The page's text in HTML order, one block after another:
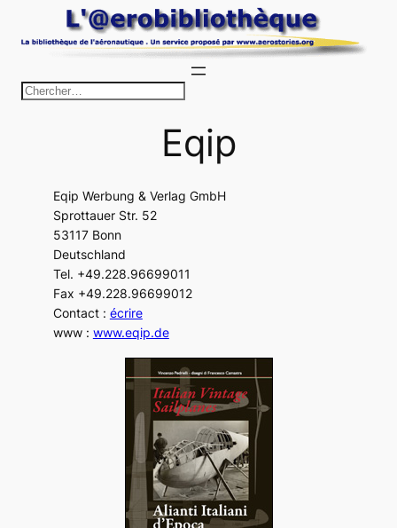
au
c
h
Eqip
Eqip Werbung & Verlag GmbH
Sprottauer Str. 52
53117 Bonn
Deutschland
Tel. +49.228.96699011
Fax +49.228.96699012
Contact : écrire
www : www.eqip.de